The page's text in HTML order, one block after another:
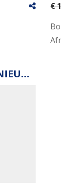
€
Honda BF10 SHSU(NIEUW)